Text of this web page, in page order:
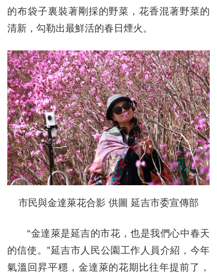
的布袋子裏裝著剛採的野菜，花香混著野菜的
清新，勾勒出最鮮活的春日煙火。
市民與金達萊花合影 供圖 延吉市委宣傳部
“金達萊是延吉的市花，也是我們心中春天
的信使。”延吉市人民公園工作人員介紹，今年
氣溫回昇平穩，金達萊的花期比往年提前了，